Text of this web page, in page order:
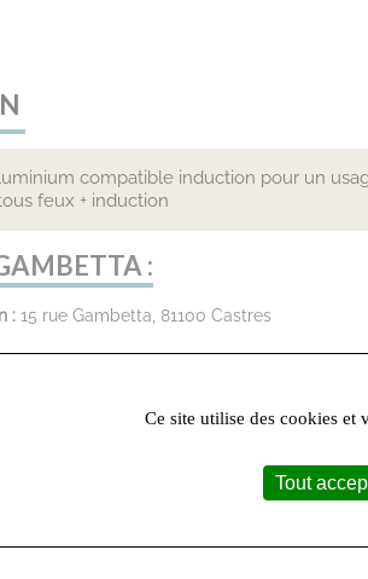
compatible induction pour un
feux + induction
:
:15 rue Gambetta, 81100 Castres
9:30 - 12:00 / 14:00 - 19:00
AUSSI
Ce site utilise des cookies et
Tout